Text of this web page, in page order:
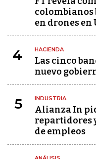
colombianos
en drones en
4 HACIENDA
Las cinco
nuevo
5 INDUSTRIA
Alianza In
repartidores
de empleos